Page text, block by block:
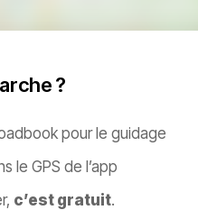
?
pour le guidage
le GPS de l’app
c’est gratuit.